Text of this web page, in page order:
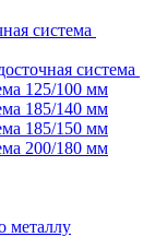
система
система
125/100 мм
185/140 мм
185/150 мм
200/180 мм
металлу